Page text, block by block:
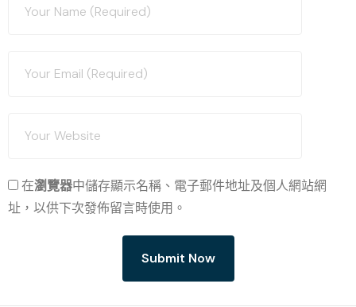
在瀏覽器中儲存顯示名稱、電子郵件地址及個人網站網
址，以供下次發佈留言時使用。